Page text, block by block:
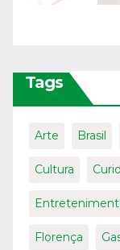
Tags
Arte Brasil
Cultura
Florença